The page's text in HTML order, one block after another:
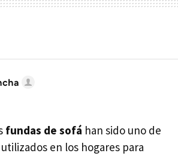
fundas de sofá han sido uno de
en los hogares para